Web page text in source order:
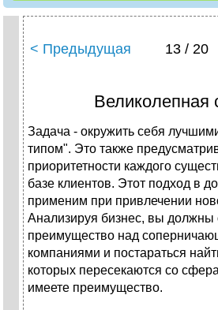
< Предыдущая 13 / 20
Великолепная
Задача - окружить себя
типом". Это также
приоритетности каждого
базе клиентов. Этот подход в
применим при привлечении
Анализируя бизнес, вы должны
преимущество над
компаниями и постараться
которых пересекаются со
имеете преимущество.